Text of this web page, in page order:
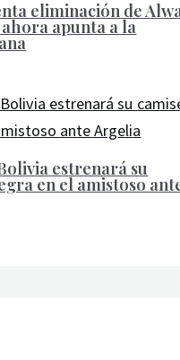
eliminación de
ahora apunta a la
estrenará su
en el amistoso